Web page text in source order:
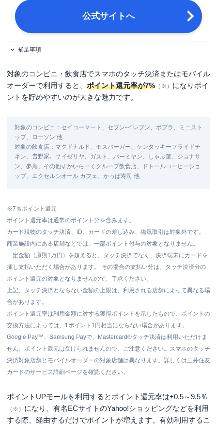
公式サイトへ
補足事項
対象のコンビニ・飲食店でスマホのタッチ決済またはモバイル
オーダーで利用すると、 ポイント還元率が7% （※） になりポイ
ントを貯めやすいのが大きな魅力です。
対象のコンビニ：セイコーマート、セブン‐イレブン、ポプラ、ミニスト
ップ、ローソン 他
対象の飲食店：マクドナルド、モスバーガー、ケンタッキーフライドチ
キン、𠮷野家、サイゼリヤ、ガスト、バーミヤン、しゃぶ葉、ジョナサ
ン、夢庵、その他すかいらーくグループ飲食店、ドトールコーヒーショ
ップ、エクセルシオール カフェ、かっぱ寿司 他
※7％ポイント還元
ポイント還元率は通常のポイント分を含みます。
カード現物のタッチ決済、iD、カードの差し込み、磁気取引は対象外です。
商業施設内にある店舗などでは、一部ポイント付与の対象となりません。
一定金額（原則1万円）を超えると、タッチ決済でなく、決済端末にカードを
挿し支払いただく場合があります。 その場合の支払い分は、タッチ決済分の
ポイント還元の対象となりませんので、了承ください。
上記、タッチ決済とならない金額の上限は、利用される店舗によって異なる場
合があります。
ポイント還元率は利用金額に対する獲得ポイントを示したもので、ポイントの
交換方法によっては、1ポイント1円相当にならない場合があります。
Google Pay™、Samsung Payで、Mastercard®タッチ決済は利用いただけま
せん。ポイント還元は受けられませんので、ご注意ください。スマホのタッチ
決済対象店舗とモバイルオーダーの対象店舗は異なります。詳しくは三井住友
カードのサービス詳細ページを確認ください。
ポイントUPモールを利用するとポイント還元率は+0.5～9.5％
（※） になり、有名ECサイトのYahoo!ショッピングなどを利用
する際、経由するだけでポイントが増えます。有効利用するこ